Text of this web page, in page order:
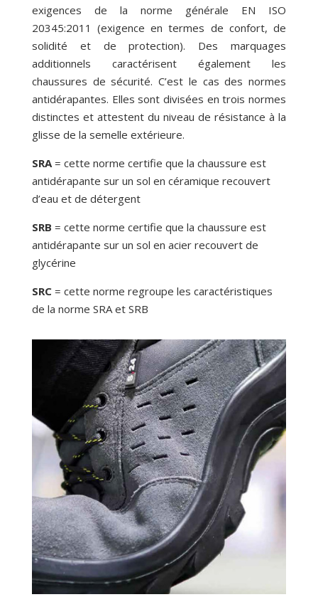
exigences de la norme générale EN ISO
20345:2011 (exigence en termes de confort, de
solidité et de protection). Des marquages
additionnels caractérisent également les
chaussures de sécurité. C’est le cas des normes
antidérapantes. Elles sont divisées en trois normes
distinctes et attestent du niveau de résistance à la
glisse de la semelle extérieure.
SRA = cette norme certifie que la chaussure est
antidérapante sur un sol en céramique recouvert
d’eau et de détergent
SRB = cette norme certifie que la chaussure est
antidérapante sur un sol en acier recouvert de
glycérine
SRC= cette norme regroupe les caractéristiques
de la norme SRA et SRB